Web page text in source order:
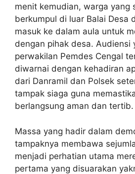
menit kemudian, warga yang
berkumpul di luar Balai Desa
masuk ke dalam aula untuk
dengan pihak desa. Audiensi
perwakilan Pemdes Cengal
diwarnai dengan kehadiran
dari Danramil dan Polsek
tampak siaga guna
berlangsung aman dan tertib.
Massa yang hadir dalam
tampaknya membawa
menjadi perhatian utama
pertama yang disuarakan